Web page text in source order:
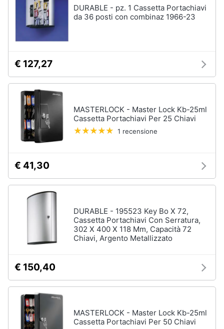
Sveglia
Orologi
parete
da
Tende
Tende
da
sole
Copridivano
tutti
Illuminazione
Philips
DURABLE - pz. 1 Cassetta Portachiavi
da 36 posti con combinaz 1966-23
€ 127,27
MASTERLOCK - Master Lock Kb-25ml
Cassetta Portachiavi Per 25 Chiavi
1 recensione
€ 41,30
DURABLE - 195523 Key Bo X 72,
Cassetta Portachiavi Con Serratura,
302 X 400 X 118 Mm, Capacità 72
Chiavi, Argento Metallizzato
€ 150,40
MASTERLOCK - Master Lock Kb-25ml
Cassetta Portachiavi Per 50 Chiavi